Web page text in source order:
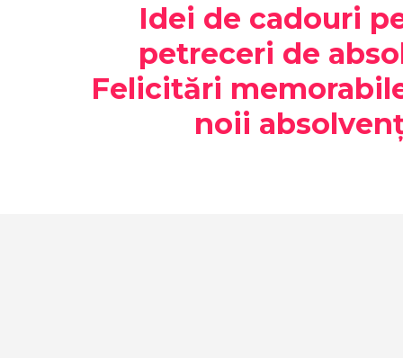
Idei de cadouri
petreceri de
Felicitări
noii